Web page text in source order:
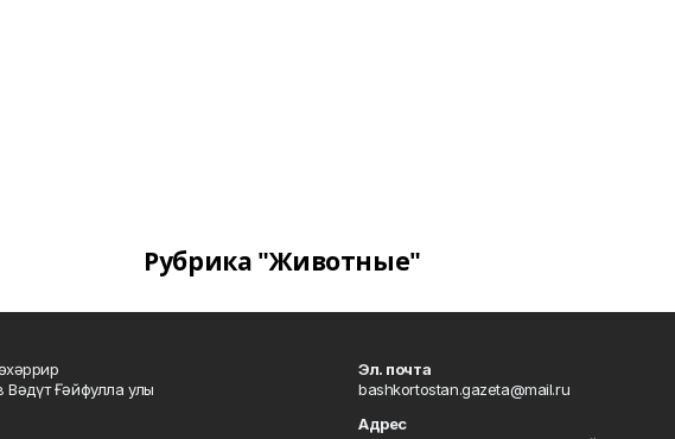
Рубрика "Животные"
Вәдүт Ғәйфулла улы
Эл. почта
bashkortostan.gazeta@mail.ru
Адрес